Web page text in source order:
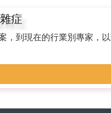
症
，到現在的行業別專家，